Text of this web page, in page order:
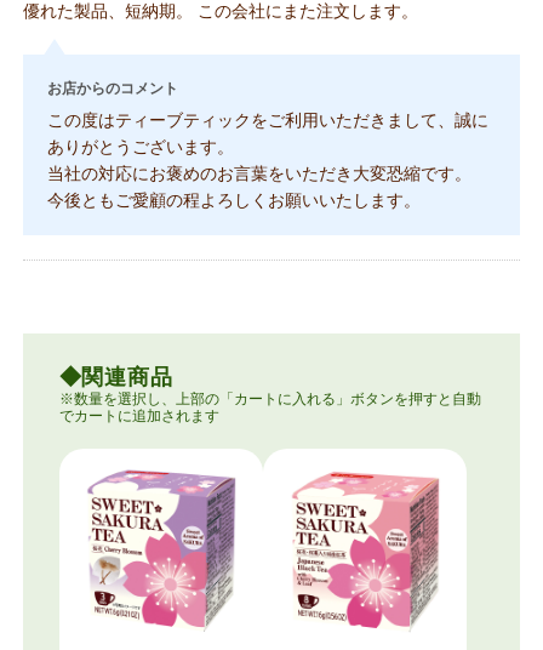
優れた製品、短納期。 この会社にまた注文します。
お店からのコメント
この度はティーブティックをご利用いただきまして、誠に
ありがとうございます。
当社の対応にお褒めのお言葉をいただき大変恐縮です。
今後ともご愛顧の程よろしくお願いいたします。
関連商品